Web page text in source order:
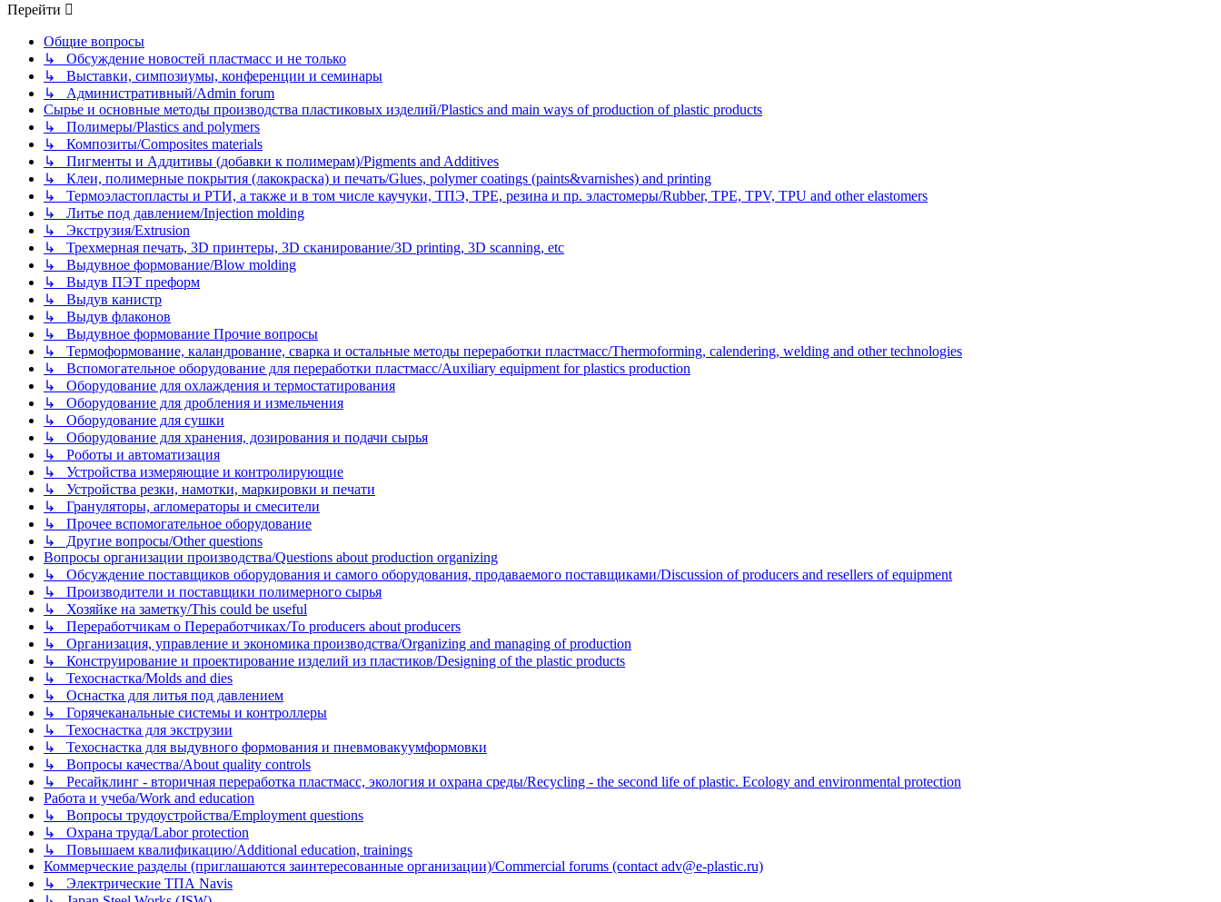
Перейти
Общие вопросы
↳ Обсуждение новостей пластмасс и не только
↳ Выставки, симпозиумы, конференции и семинары
↳ Административный/Admin forum
Сырье и основные методы производства пластиковых изделий/Plastics and main ways of production of plastic products
↳ Полимеры/Plastics and polymers
↳ Композиты/Сomposites materials
↳ Пигменты и Аддитивы (добавки к полимерам)/Pigments and Additives
↳ Клеи, полимерные покрытия (лакокраска) и печать/Glues, polymer coatings (paints&varnishes) and printing
↳ Термоэластопласты и РТИ, а также и в том числе каучуки, ТПЭ, TPE, резина и пр. эластомеры/Rubber, TPE, TPV, TPU and other elastomers
↳ Литье под давлением/Injection molding
↳ Экструзия/Extrusion
↳ Трехмерная печать, 3D принтеры, 3D сканирование/3D printing, 3D scanning, etc
↳ Выдувное формование/Blow molding
↳ Выдув ПЭТ преформ
↳ Выдув канистр
↳ Выдув флаконов
↳ Выдувное формование Прочие вопросы
↳ Термоформование, каландрование, сварка и остальные методы переработки пластмасс/Thermoforming, calendering, welding and other technologies
↳ Вспомогательное оборудование для переработки пластмасс/Auxiliary equipment for plastics production
↳ Оборудование для охлаждения и термостатирования
↳ Оборудование для дробления и измельчения
↳ Оборудование для сушки
↳ Оборудование для хранения, дозирования и подачи сырья
↳ Роботы и автоматизация
↳ Устройства измеряющие и контролирующие
↳ Устройства резки, намотки, маркировки и печати
↳ Грануляторы, агломераторы и смесители
↳ Прочее вспомогательное оборудование
↳ Другие вопросы/Other questions
Вопросы организации производства/Questions about production organizing
↳ Обсуждение поставщиков оборудования и самого оборудования, продаваемого поставщиками/Discussion of producers and resellers of equipment
↳ Производители и поставщики полимерного сырья
↳ Хозяйке на заметку/This could be useful
↳ Переработчикам о Переработчиках/To producers about producers
↳ Организация, управление и экономика производства/Organizing and managing of production
↳ Конструирование и проектирование изделий из пластиков/Designing of the plastic products
↳ Техоснастка/Molds and dies
↳ Оснастка для литья под давлением
↳ Горячеканальные системы и контроллеры
↳ Техоснастка для экструзии
↳ Техоснастка для выдувного формования и пневмовакуумформовки
↳ Вопросы качества/About quality controls
↳ Ресайклинг - вторичная переработка пластмасс, экология и охрана среды/Recycling - the second life of plastic. Ecology and environmental protection
Работа и учеба/Work and education
↳ Вопросы трудоустройства/Employment questions
↳ Охрана труда/Labor protection
↳ Повышаем квалификацию/Additional education, trainings
Коммерческие разделы (приглашаются заинтересованные организации)/Commercial forums (contact adv@e-plastic.ru)
↳ Электрические ТПА Navis